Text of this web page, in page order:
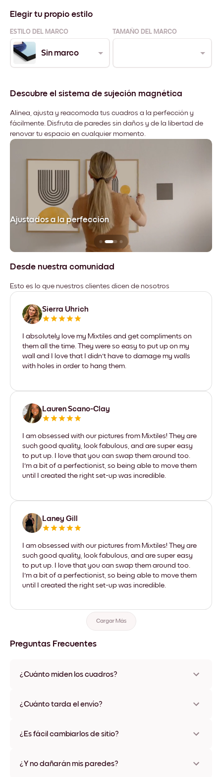
Elegir tu propio estilo
ESTILO DEL MARCO TAMAÑO DEL MARCO
Sin marco
Descubre el sistema de sujeción magnética
Alinea, ajusta y reacomoda tus cuadros a la perfección y
fácilmente. Disfruta de paredes sin daños y de la libertad de
renovar tu espacio en cualquier momento.
Ajustados a la perfección
Desde nuestra comunidad
Esto es lo que nuestros clientes dicen de nosotros
Sierra Uhrich
I absolutely love my Mixtiles and get compliments on
them all the time. They were so easy to put up on my
wall and I love that I didn't have to damage my walls
with holes in order to hang them.
Lauren Scano-Clay
I am obsessed with our pictures from Mixtiles! They are
such good quality, look fabulous, and are super easy
to put up. I love that you can swap them around too.
I'm a bit of a perfectionist, so being able to move them
until I created the right set-up was incredible.
Laney Gill
I am obsessed with our pictures from Mixtiles! They are
such good quality, look fabulous, and are super easy
to put up. I love that you can swap them around too.
I'm a bit of a perfectionist, so being able to move them
until I created the right set-up was incredible.
Cargar Más
Preguntas Frecuentes
¿Cuánto miden los cuadros?
varios materiales y colores de marco, incluidas opciones sin
¿Cuánto tarda el envío?
disponibles en algunos países. Te enviaremos un número de
¿Es fácil cambiarlos de sitio?
ningún daño
¿Y no dañarán mis paredes?